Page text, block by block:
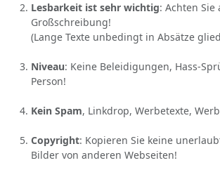
Lesbarkeit ist sehr wichtig: Achten Sie
Großschreibung!
(Lange Texte unbedingt in Absätze
Niveau: Keine Beleidigungen, Hass-
Person!
Kein Spam, Linkdrop, Werbetexte,
Copyright: Kopieren Sie keine
Bilder von anderen Webseiten!